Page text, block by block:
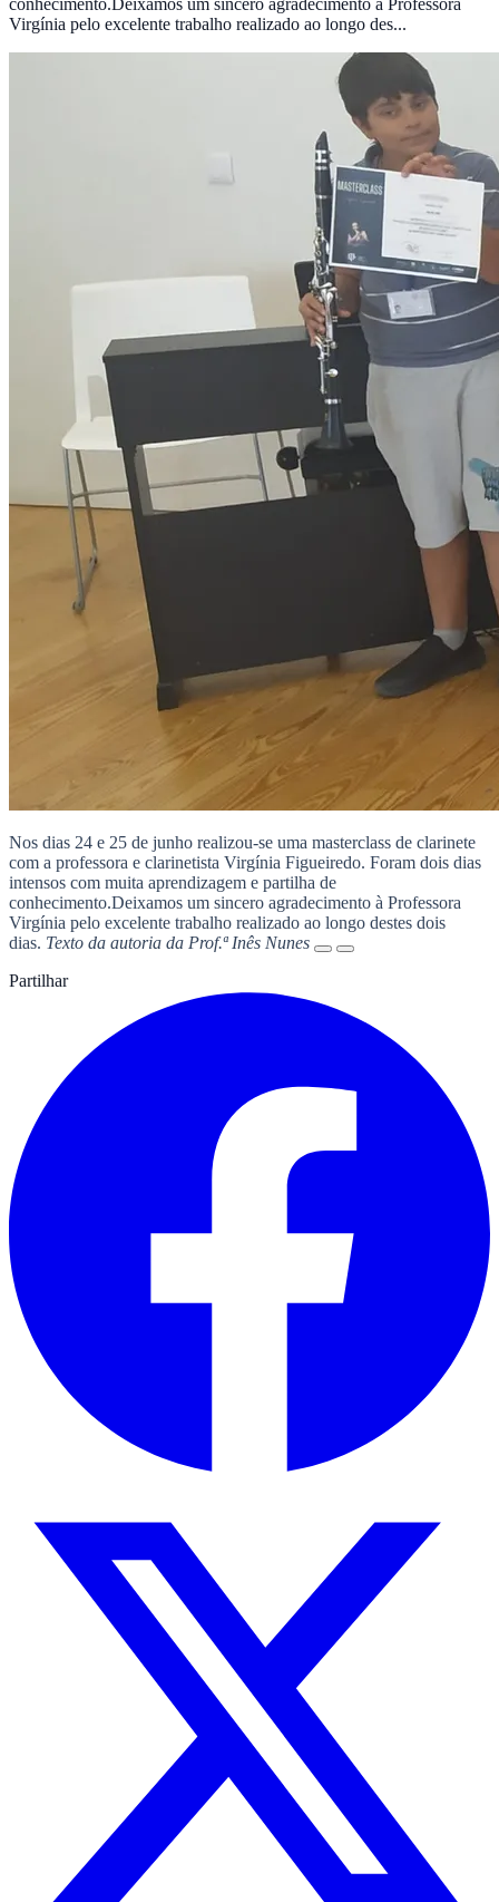
conhecimento.Deixamos um sincero agradecimento à Professora
Virgínia pelo excelente trabalho realizado ao longo des...
Nos dias 24 e 25 de junho realizou-se uma masterclass de clarinete
com a professora e clarinetista Virgínia Figueiredo. Foram dois dias
intensos com muita aprendizagem e partilha de
conhecimento.Deixamos um sincero agradecimento à Professora
Virgínia pelo excelente trabalho realizado ao longo destes dois
dias. Texto da autoria da Prof.ª Inês Nunes
Partilhar